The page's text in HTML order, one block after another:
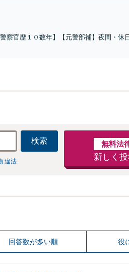
警察官歴１０数年】【元警部補】夜間・休
検索
違法
無料法
新しく
回答数が多い順 役